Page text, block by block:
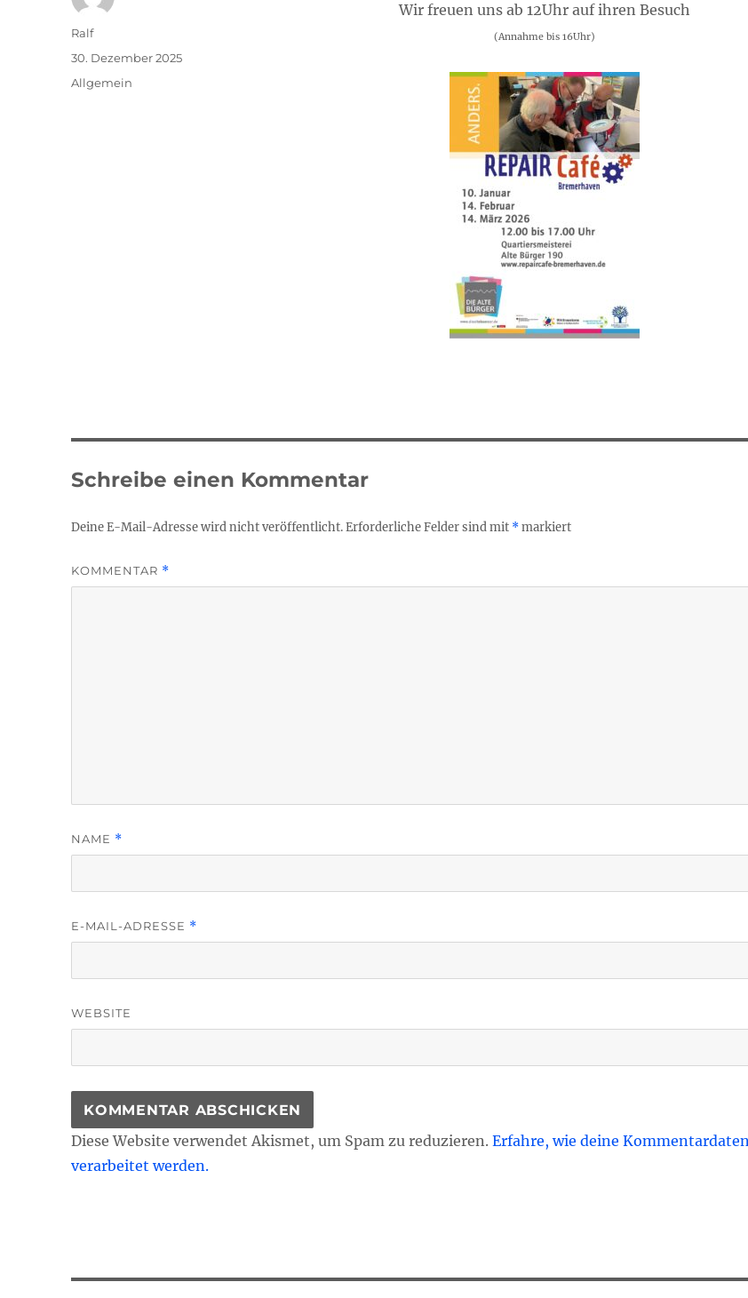
Wir freuen uns ab 12Uhr auf ihren Besuch
(Annahme bis 16Uhr)
Autor
Ralf
Veröffentlicht
am
30. Dezember 2025
Kategorien
Allgemein
Schreibe einen Kommentar
Deine E-Mail-Adresse wird nicht veröffentlicht.Erforderliche Felder sind mit *markiert
KOMMENTAR *
NAME *
E-MAIL-ADRESSE *
WEBSITE
Diese Website verwendet Akismet, um Spam zu reduzieren.Erfahre, wie deine
verarbeitet werden.